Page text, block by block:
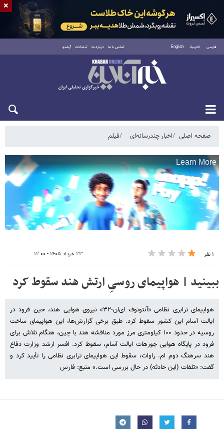
فارسی العربية English تماس با ما درباره ما تبلیغات آرشیو
پنجشنبه ۱۵ مرداد ۱۴۰۵
صفحه اصلی اخبار چندرسانه‌ای فیلم
۱ نفر ۲۳ خرداد ۱۴۰۵ - ۱۲:۰۰
ببینید | هواپیمای روسیِ ارتش هند سقوط کرد
هواپیمای ترابری نظامی «آنتونوف ای‌ان-۳۲» نیروی هوایی هند، حین فرود در
ایالت آسام این کشور سقوط کرد. طبق برخی گزارش‌ها، این هواپیمای ساخت
روسیه در حدود ۱۰۰ کیلومتری مرز مورد مناقشه هند با چین، هنگام تلاش برای
فرود در پایگاه هوایی جورهات ایالت آسام، سقوط کرد. افسر ارشد وزارت دفاع
هند سرهنگ دوم ام. راوات، سقوط این هواپیمای ترابری نظامی را تأیید کرد و
گفت: «تلفات (این حادثه) در حال بررسی است.» منبع: فارس
×